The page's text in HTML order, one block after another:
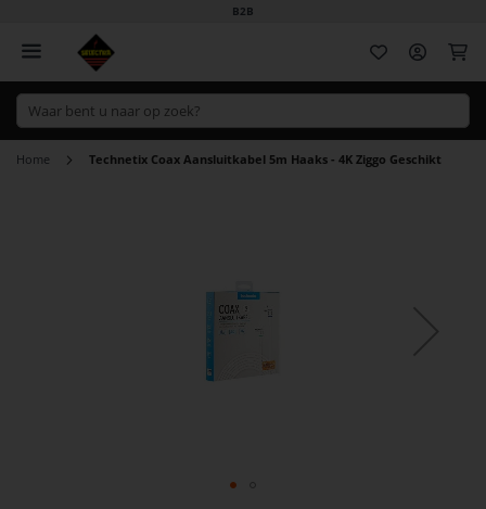
B2B
Home Technetix Coax Aansluitkabel 5m Haaks - 4K Ziggo Geschikt